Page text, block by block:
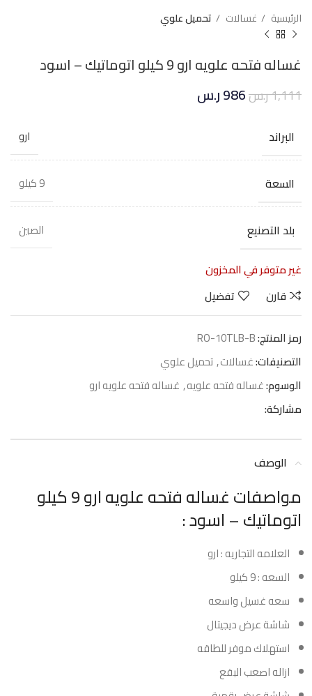
الرئيسية غسالات تحميل علوي
غساله فتحه علويه ارو 9 كيلو اتوماتيك – اسود
1,111ر.س986ر.س
البراند ارو
السعة 9 كيلو
بلد التصنيع
الصين
غير متوفر في المخزون
قارن
تفضيل
رمز المنتج:RO-10TLB-B
التصنيفات:غسالات,تحميل علوي
الوسوم:غساله فتحه علويه, غساله فتحه علويه ارو
مشاركة:
الوصف
مواصفات غساله فتحه علويه ارو 9 كيلو
اتوماتيك – اسود :
العلامه التجاريه : ارو
السعه : 9 كيلو
سعه غسيل واسعه
شاشة عرض ديجيتال
استهلاك موفر للطاقه
ازاله اصعب البقع